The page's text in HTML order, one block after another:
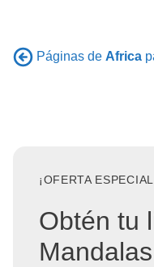
Páginas de Africa
¡OFERTA
Obtén tu